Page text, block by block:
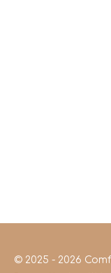
© 2025 - 2026